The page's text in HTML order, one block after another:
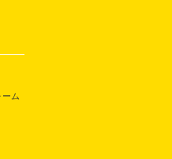
ーム